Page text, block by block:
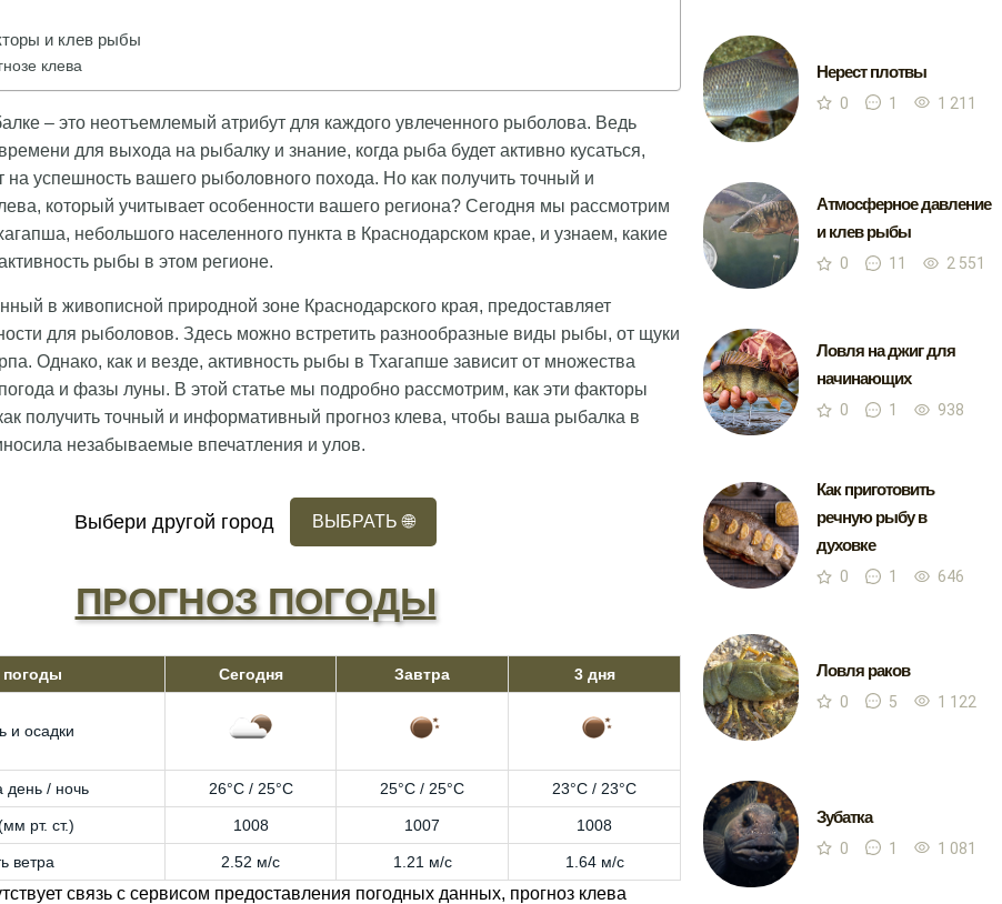
и клев рыбы
клева
– это неотъемлемый атрибут для каждого увлеченного рыболова. Ведь
для выхода на рыбалку и знание, когда рыба будет активно кусаться,
успешность вашего рыболовного похода. Но как получить точный и
который учитывает особенности вашего региона? Сегодня мы рассмотрим
небольшого населенного пункта в Краснодарском крае, и узнаем, какие
рыбы в этом регионе.
в живописной природной зоне Краснодарского края, предоставляет
для рыболовов. Здесь можно встретить разнообразные виды рыбы, от щуки
Однако, как и везде, активность рыбы в Тхагапше зависит от множества
и фазы луны. В этой статье мы подробно рассмотрим, как эти факторы
получить точный и информативный прогноз клева, чтобы ваша рыбалка в
незабываемые впечатления и улов.
Выбери другой город ВЫБРАТЬ 🌐
ПРОГНОЗ ПОГОДЫ
погоды Сегодня Завтра 3 дня
и осадки
день / ночь 26°C / 25°C 25°C / 25°C 23°C / 23°C
рт. ст.) 1008 1007 1008
ветра 2.52 м/с 1.21 м/с 1.64 м/с
связь с сервисом предоставления погодных данных, прогноз клева
Нерест плотвы
0 1 1 211
Атмосферное давление
и клев рыбы
0 11 2 551
Ловля на джиг для
начинающих
0 1 938
Как приготовить
речную рыбу в
духовке
0 1 646
Ловля раков
0 5 1 122
Зубатка
0 1 1 081